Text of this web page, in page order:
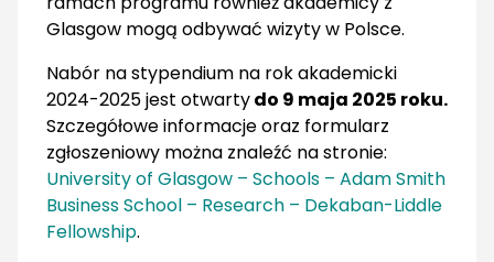
Glasgow mogą odbywać wizyty w Polsce.
Nabór na stypendium na rok akademicki
2024-2025 jest otwartydo 9 maja 2025 roku.
Szczegółowe informacje oraz formularz
zgłoszeniowy można znaleźć na stronie:
University of Glasgow – Schools – Adam Smith
Business School – Research – Dekaban-Liddle
Fellowship.